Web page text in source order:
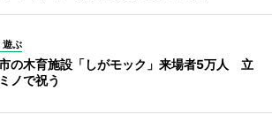
遊ぶ
の木育施設「しがモック」来場者5万人 立
ノで祝う